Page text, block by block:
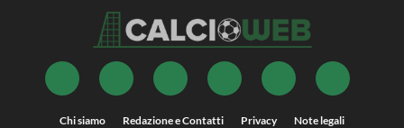
Chi siamo Redazione e Contatti Privacy Note legali